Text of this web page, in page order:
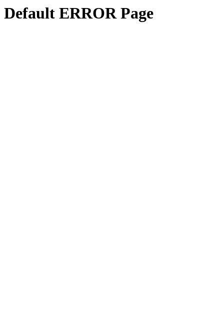
Default ERROR Page